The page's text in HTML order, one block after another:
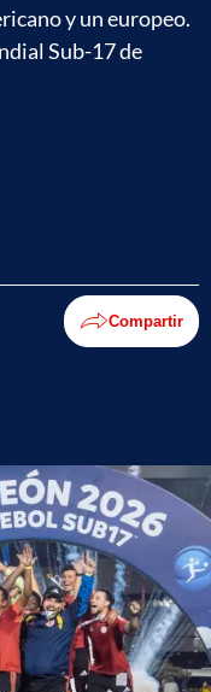
y un europeo.
Sub-17 de
Compartir